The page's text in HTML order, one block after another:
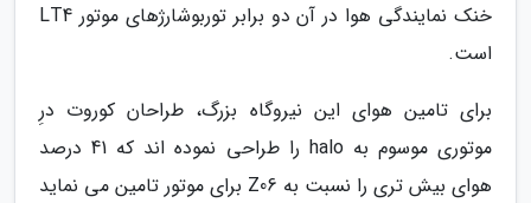
خنک نمایندگی هوا در آن دو برابر توربوشارژهای موتور LT4
است.
برای تامین هوای این نیروگاه بزرگ، طراحان کوروت درِ
موتوری موسوم به halo را طراحی نموده اند که 41 درصد
هوای بیش تری را نسبت به Z06 برای موتور تامین می نماید